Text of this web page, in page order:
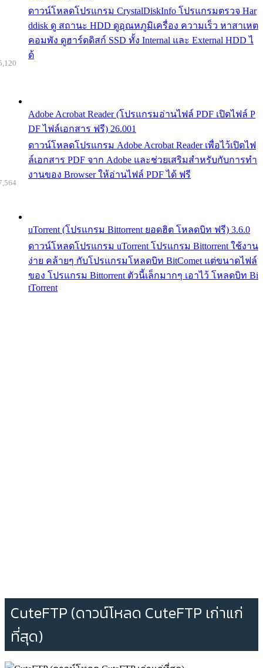
ดาวน์โหลดโปรแกรม CrystalDiskInfo โปรแกรมตรวจ Har
ddisk ดู สถานะ HDD ดูอุณหภูมิเครื่อง ความเร็ว หาสาเหต
คอมพัง ดูฮาร์ดดิสก์ SSD ทั้ง Internal และ External HDD ไ
ด้
Adobe Acrobat Reader (โปรแกรมอ่านไฟล์ PDF เปิดไฟล์ P
DF ไฟล์เอกสาร ฟรี) 26.001
ดาวน์โหลดโปรแกรม Adobe Acrobat Reader เพื่อไว้เปิดไฟ
ล์เอกสาร PDF จาก Adobe และช่วยเสริมสำหรับกับการทำ
งานของ Browser ให้อ่านไฟล์ PDF ได้ ฟรี
uTorrent (โปรแกรม Bittorrent ยอดฮิต โหลดบิท ฟรี) 3.6.0
ดาวน์โหลดโปรแกรม uTorrent โปรแกรม Bittorrent ใช้งาน
ง่าย คล้ายๆ กับโปรแกรมโหลดบิท BitComet แต่ขนาดไฟล์
ของ โปรแกรม Bittorrent ตัวนี้เล็กมากๆ เอาไว้ โหลดบิท Bi
tTorrent
CuteFTP (ดาวน์โหลด CuteFTP เก่าแก่
ที่สุด)